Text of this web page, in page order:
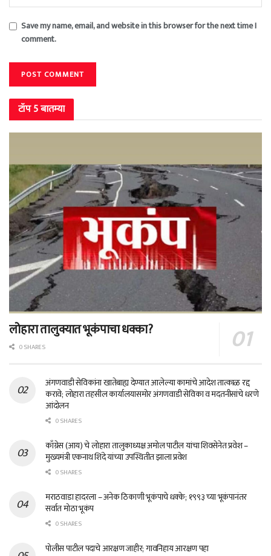
Save my name, email, and website in this browser for the next time I
comment.
टॉप 5 बातम्या
लोहारा तालुक्यात भूकंपाचा धक्का?
0 SHARES
अंगणवाडी सेविकांना खातेबाह्य देण्यात आलेल्या कामांचे आदेश तात्काळ रद्द
करावे; लोहारा तहसील कार्यालयासमोर अंगणवाडी सेविका व मदतनीसांचे धरणे
आंदोलन
0 SHARES
काँग्रेस (आय) चे लोहारा तालुकाध्यक्ष अमोल पाटील यांचा शिवसेनेत प्रवेश –
मुख्यमंत्री एकनाथ शिंदे यांच्या उपस्थितीत झाला प्रवेश
0 SHARES
मराठवाडा हादरला – अनेक ठिकाणी भूकंपाचे धक्के; १९९३ च्या भूकंपानंतर
सर्वात मोठा भूकंप
0 SHARES
पोलीस पाटील पदाचे आरक्षण जाहीर; गावनिहाय आरक्षण पहा